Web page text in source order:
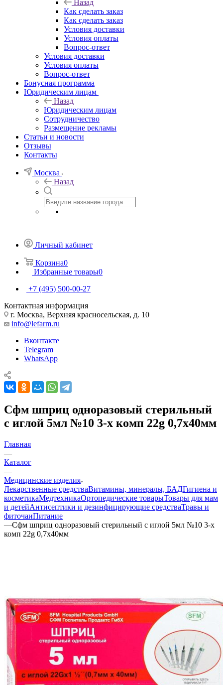
Назад
Как сделать заказ
Как сделать заказ
Условия доставки
Условия оплаты
Вопрос-ответ
Условия доставки
Условия оплаты
Вопрос-ответ
Бонусная программа
Юридическим лицам
Назад
Юридическим лицам
Сотрудничество
Размещение рекламы
Статьи и новости
Отзывы
Контакты
Москва
Назад
Личный кабинет
Корзина0
Избранные товары0
+7 (495) 500-00-27
Контактная информация
г. Москва, Верхняя красносельская, д. 10
info@lefarm.ru
Вконтакте
Telegram
WhatsApp
Сфм шприц одноразовый стерильный
с иглой 5мл №10 3-х комп 22g 0,7х40мм
Главная
—
Каталог
—
Медицинские изделия
Лекарственные средстваВитамины, минералы, БАДГигиена и
косметикаМедтехникаОртопедические товарыТовары для мам
и детейАнтисептики и дезинфицирующие средстваТравы и
фиточаиПитание
—Сфм шприц одноразовый стерильный с иглой 5мл №10 3-х
комп 22g 0,7х40мм